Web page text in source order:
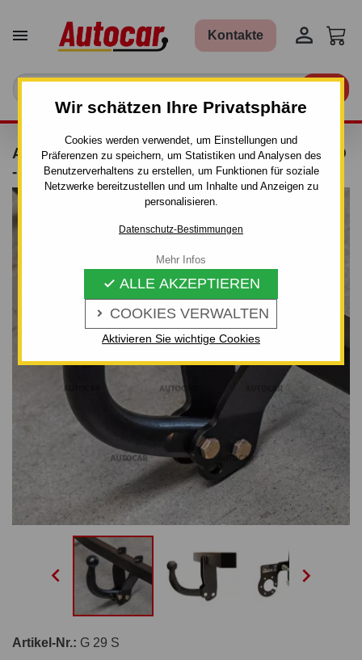
Wir schätzen Ihre Privatsphäre
Cookies werden verwendet, um Einstellungen und
Präferenzen zu speichern, um Statistiken und Analysen des
Benutzerverhaltens zu erstellen, um Funktionen für soziale
Netzwerke bereitzustellen und um Inhalte und Anzeigen zu
personalisieren.
Datenschutz-Bestimmungen
 COOKIES VERWALTEN
 ALLE AKZEPTIEREN
Aktivieren Sie wichtige Cookies
Mehr Infos
 Kontakte 
ANHÄNGERKUPPLUNG FÜR RENAULT CLIO
- MANUALL–AHK STARR
 
Artikel-Nr.: G 29 S